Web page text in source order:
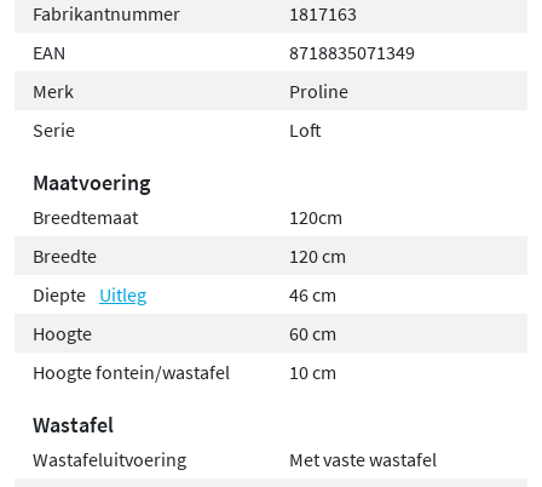
Fabrikantnummer
1817163
EAN
8718835071349
Merk
Proline
Serie
Loft
Maatvoering
Breedtemaat
120cm
Breedte
120 cm
Diepte Uitleg
46 cm
Hoogte
60 cm
Hoogte fontein/wastafel
10 cm
Wastafel
Wastafeluitvoering
Met vaste wastafel